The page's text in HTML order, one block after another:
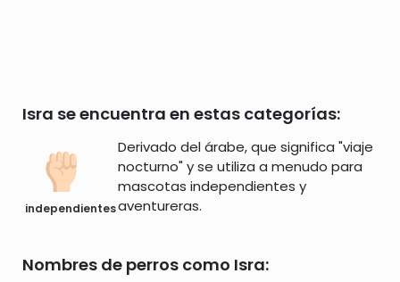
Isra se encuentra en estas categorías:
independientes
Derivado del árabe, que significa "viaje
nocturno" y se utiliza a menudo para
mascotas independientes y
aventureras.
Nombres de perros como Isra: